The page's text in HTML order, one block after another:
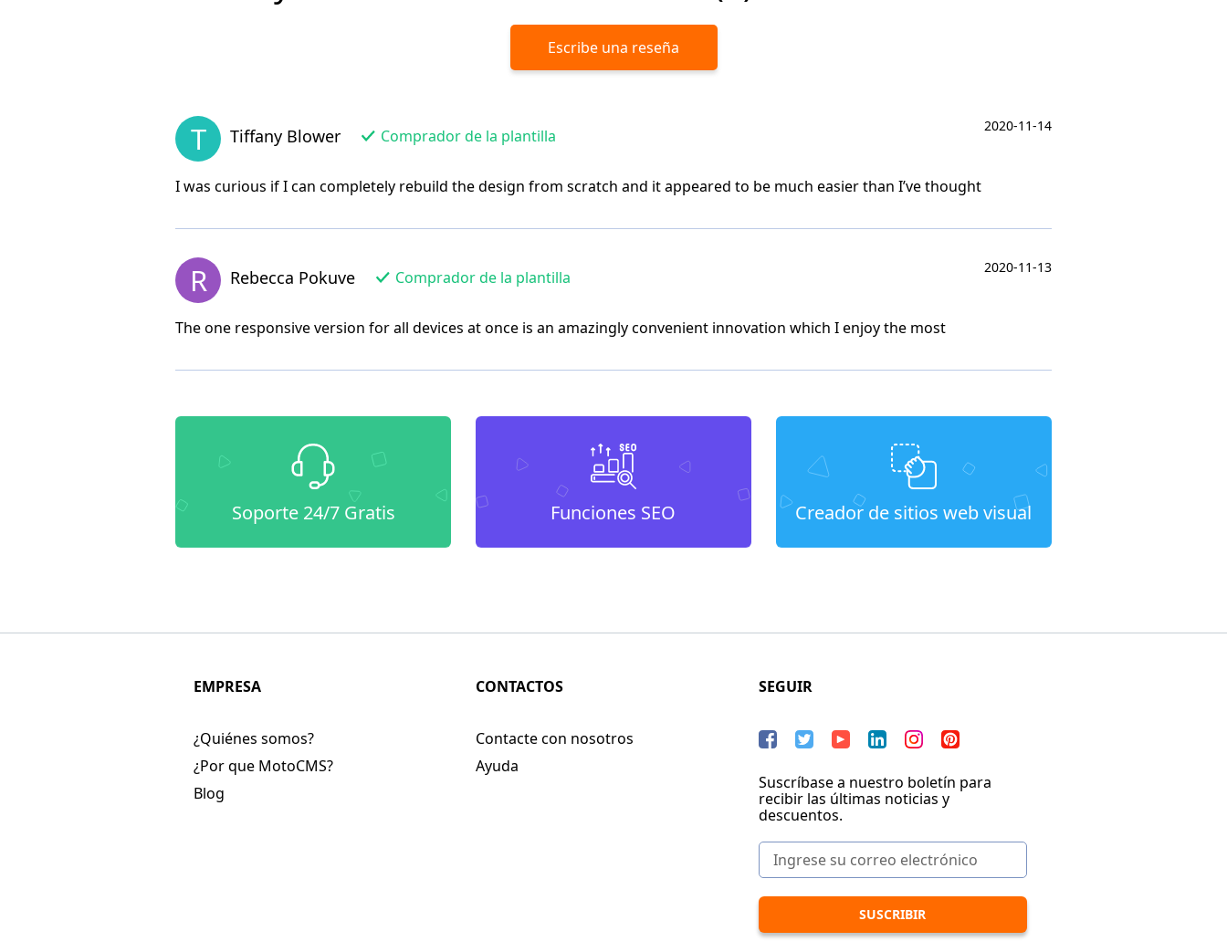
Escribe una reseña
T Tiffany Blower Comprador de la plantilla
2020-11-14
I was curious if I can completely rebuild the design from scratch and it appeared to be much easier than I’ve thought
R Rebecca Pokuve Comprador de la plantilla
2020-11-13
The one responsive version for all devices at once is an amazingly convenient innovation which I enjoy the most
Soporte 24/7 Gratis Funciones SEO Creador de sitios web visual
EMPRESA
¿Quiénes somos?
¿Por que MotoCMS?
Blog
CONTACTOS
Contacte con nosotros
Ayuda
SEGUIR
Suscríbase a nuestro boletín para
recibir las últimas noticias y
descuentos.